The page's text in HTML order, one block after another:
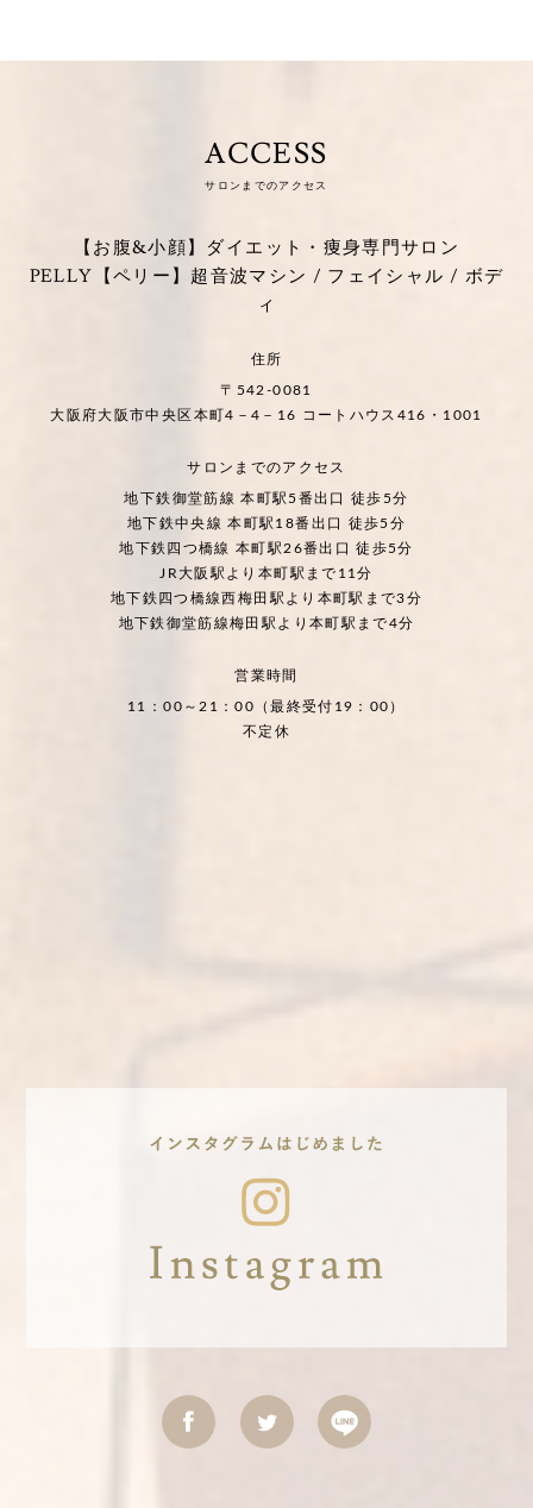
ACCESS
サロンまでのアクセス
【お腹&小顔】ダイエット・痩身専門サロン
PELLY【ペリー】超音波マシン / フェイシャル / ボデ
ィ
住所
〒542-0081
大阪府大阪市中央区本町4－4－16 コートハウス416・1001
サロンまでのアクセス
地下鉄御堂筋線 本町駅5番出口 徒歩5分
地下鉄中央線 本町駅18番出口 徒歩5分
地下鉄四つ橋線 本町駅26番出口 徒歩5分
JR大阪駅より本町駅まで11分
地下鉄四つ橋線西梅田駅より本町駅まで3分
地下鉄御堂筋線梅田駅より本町駅まで4分
営業時間
11：00～21：00（最終受付19：00）
不定休